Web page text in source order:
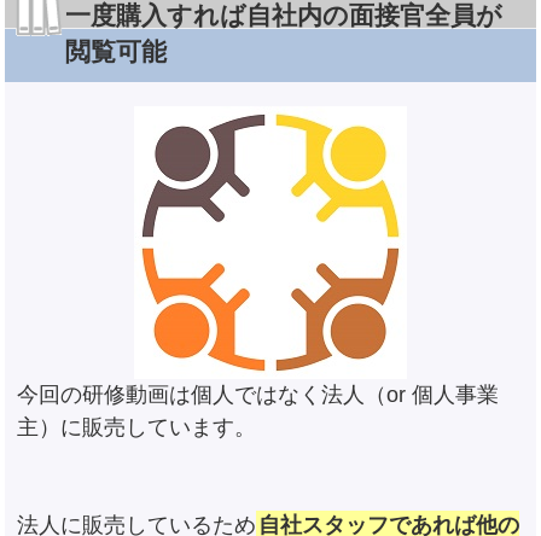
一度購入すれば自社内の面接官全員が
閲覧可能
今回の研修動画は個人ではなく法人（or 個人事業
主）に販売しています。
法人に販売しているため 自社スタッフであれば他の